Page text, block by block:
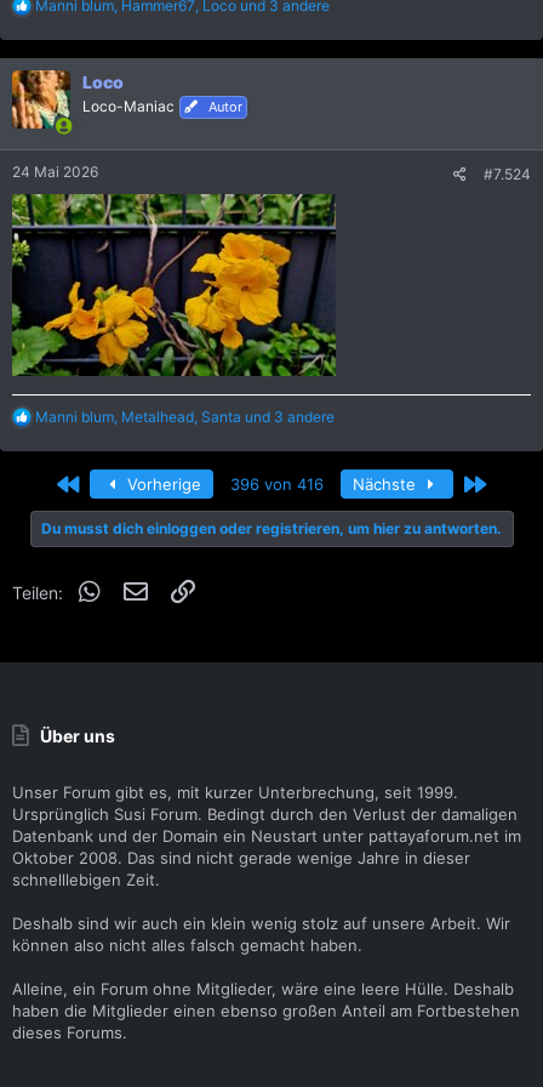
R
a
k
t
i
o
n
:
Manni blum Hammer67 Loco und 3 andere
Loco
Loco-Maniac Autor
24 Mai 2026 #7.524
R
a
i
o
n
n
Manni blum Metalhead Santa und 3 andere
Erste Vorherige 396 von 416 Nächste Letzte
Du musst dich einloggen oder registrieren, um hier zu antworten.
Teilen: WhatsApp
E-Mail
Über uns
Unser Forum gibt es, mit kurzer Unterbrechung, seit 1999.
Ursprünglich Susi Forum. Bedingt durch den Verlust der damaligen
Datenbank und der Domain ein Neustart unter pattayaforum.net im
Oktober 2008. Das sind nicht gerade wenige Jahre in dieser
schnelllebigen Zeit.
Deshalb sind wir auch ein klein wenig stolz auf unsere Arbeit. Wir
können also nicht alles falsch gemacht haben.
Alleine, ein Forum ohne Mitglieder, wäre eine leere Hülle. Deshalb
haben die Mitglieder einen ebenso großen Anteil am Fortbestehen
dieses Forums.